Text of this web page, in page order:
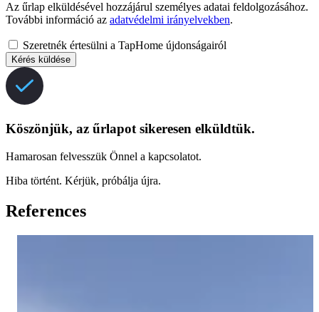
Az űrlap elküldésével hozzájárul személyes adatai feldolgozásához.
További információ az adatvédelmi irányelvekben.
Szeretnék értesülni a TapHome újdonságairól
Kérés küldése
Köszönjük, az űrlapot sikeresen elküldtük.
Hamarosan felvesszük Önnel a kapcsolatot.
Hiba történt. Kérjük, próbálja újra.
References